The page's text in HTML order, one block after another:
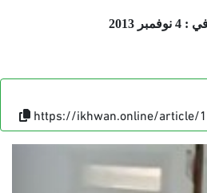
2013
https://ikhwan.online/article/